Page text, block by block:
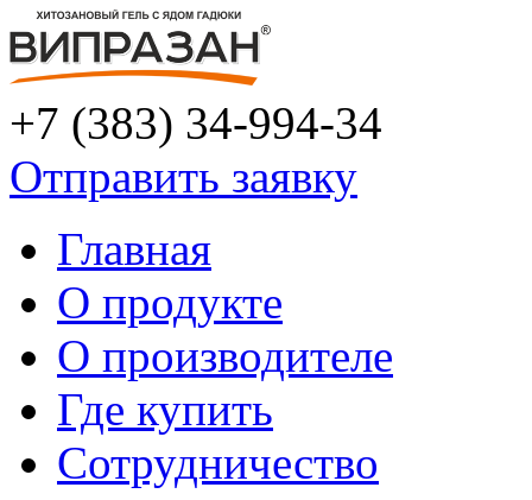
+7 (383) 34-994-34
Отправить заявку
Главная
О продукте
О производителе
Где купить
Сотрудничество